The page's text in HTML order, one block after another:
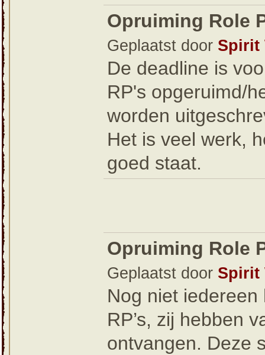
Opruiming Role
Geplaatst door Spirit
De deadline is
RP's opgeruimd/
worden
Het is veel werk,
goed staat.
Opruiming Role
Geplaatst door Spirit
Nog niet
RP’s, zij hebben
ontvangen. Deze